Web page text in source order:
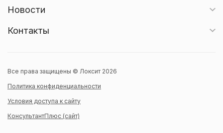
Новости
Контакты
Все права защищены © Локсит 2026
Политика конфиденциальности
Условия доступа к сайту
КонсультантПлюс (сайт)